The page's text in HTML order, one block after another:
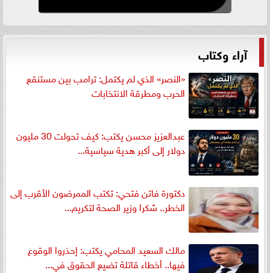
آراء وكتاب
«النصر» الذي لم يكتمل: ترامب بين مستنقع
الحرب ومطرقة الانتخابات
عبدالعزيز محسن يكتب: كيف تحولت 30 مليون
دولار إلى أكبر هدية سياسية...
دكتورة فاتن فتحي: تكتب الممرضون الأقرب إلى
الخطر.. شكرا وزير الصحة لتكريم...
مالك السعيد المحامي يكتب: إحذروا الوقوع
فيها.. أخطاء قاتلة تضيع الحقوق في...